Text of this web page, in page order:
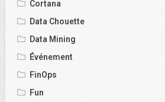
Cortana
Data Chouette
Data Mining
Événement
FinOps
Fun